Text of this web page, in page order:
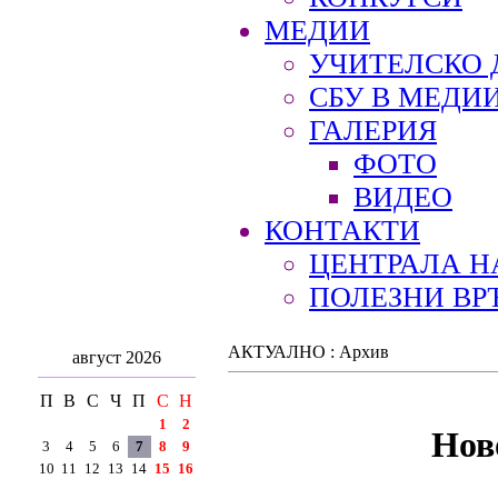
МЕДИИ
УЧИТЕЛСКО
СБУ В
ГАЛЕРИЯ
ФОТО
ВИДЕО
КОНТАКТИ
ЦЕНТРАЛА
ПОЛЕЗНИ
август 2026
П В С Ч П С Н
1
2
3
4 5 6 7 8
9
10 11 12 13 14 15 16
АКТУАЛНО : Архив